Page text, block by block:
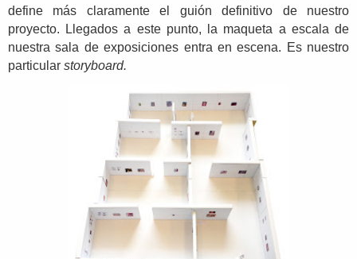
define más claramente el guión definitivo de nuestro
proyecto. Llegados a este punto, la maqueta a escala de
nuestra sala de exposiciones entra en escena. Es nuestro
particular storyboard.